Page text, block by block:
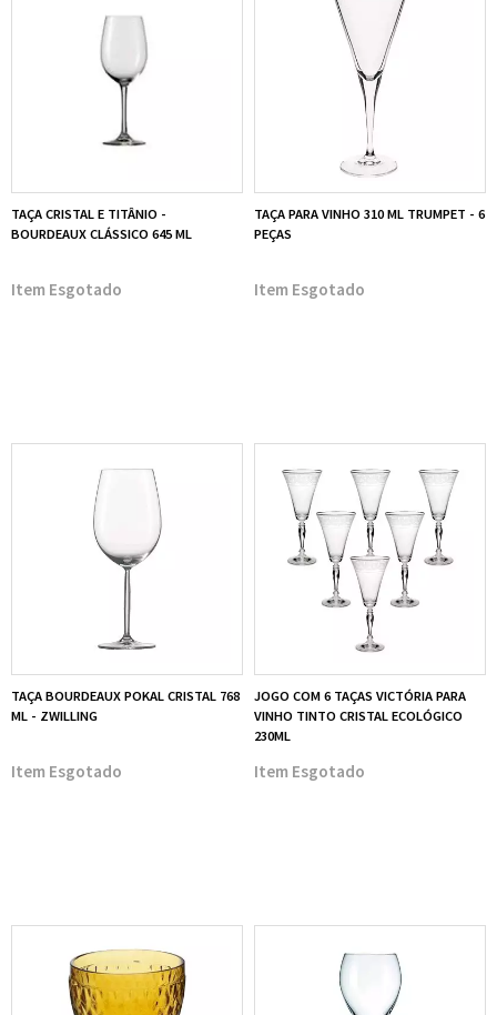
TAÇA CRISTAL E TITÂNIO -
BOURDEAUX CLÁSSICO 645 ML
Esgotado
TAÇA PARA VINHO 310 ML TRUMPET - 6
PEÇAS
Esgotado
TAÇA BOURDEAUX POKAL CRISTAL 768
ML - ZWILLING
Esgotado
JOGO COM 6 TAÇAS VICTÓRIA PARA
VINHO TINTO CRISTAL ECOLÓGICO
230ML
Esgotado